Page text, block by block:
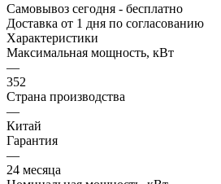
Самовывоз сегодня - бесплатно
Доставка от 1 дня по согласованию
Характеристики
Максимальная мощность, кВт
—
352
Страна производства
—
Китай
Гарантия
—
24 месяца